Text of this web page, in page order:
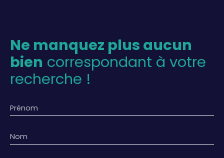
Ne manquez plus aucun
bien correspondant à votre
recherche !
Prénom
Nom